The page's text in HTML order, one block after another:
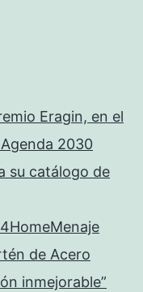
Eragin, en el
2030
su catálogo de
de Acero
inmejorable”